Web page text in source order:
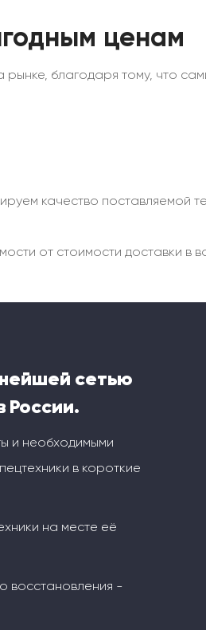
ценам
благодаря тому, что
качество поставляемой
от стоимости доставки
сетью
России.
и необходимыми
в короткие
на месте её
восстановления -